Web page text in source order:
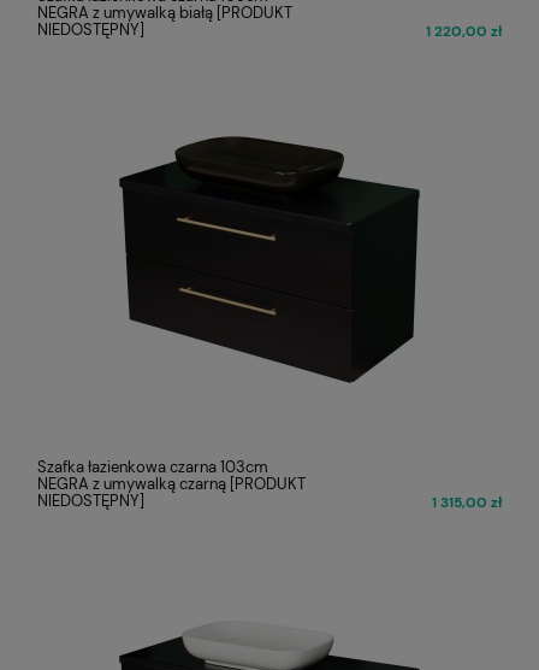
NEGRA z umywalką białą [PRODUKT
NIEDOSTĘPNY]
1 220,00 zł
Szafka łazienkowa czarna 103cm
NEGRA z umywalką czarną [PRODUKT
NIEDOSTĘPNY]
1 315,00 zł